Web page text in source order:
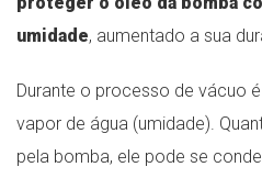
umidade, aumentado a sua
Durante o processo de vácuo
vapor de água (umidade).
pela bomba, ele pode se